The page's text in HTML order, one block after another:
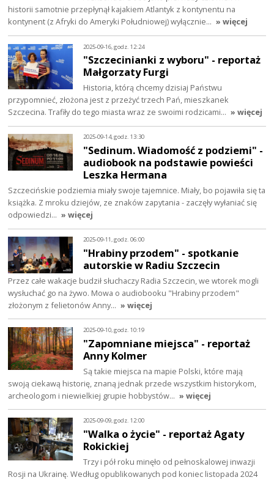
historii samotnie przepłynął kajakiem Atlantyk z kontynentu na
kontynent (z Afryki do Ameryki Południowej) wyłącznie… » więcej
2025-09-16, godz. 12:24
"Szczecinianki z wyboru" - reportaż
Małgorzaty Furgi
Historia, którą chcemy dzisiaj Państwu
przypomnieć, złożona jest z przeżyć trzech Pań, mieszkanek
Szczecina. Trafiły do tego miasta wraz ze swoimi rodzicami… » więcej
2025-09-14, godz. 13:30
"Sedinum. Wiadomość z podziemi" -
audiobook na podstawie powieści
Leszka Hermana
Szczecińskie podziemia miały swoje tajemnice. Miały, bo pojawiła się ta
książka. Z mroku dziejów, ze znaków zapytania - zaczęły wyłaniać się
odpowiedzi… » więcej
2025-09-11, godz. 06:00
"Hrabiny przodem" - spotkanie
autorskie w Radiu Szczecin
Przez całe wakacje budził słuchaczy Radia Szczecin, we wtorek mogli
wysłuchać go na żywo. Mowa o audiobooku "Hrabiny przodem"
złożonym z felietonów Anny… » więcej
2025-09-10, godz. 10:19
"Zapomniane miejsca" - reportaż
Anny Kolmer
Są takie miejsca na mapie Polski, które mają
swoją ciekawą historię, znaną jednak przede wszystkim historykom,
archeologom i niewielkiej grupie hobbystów… » więcej
2025-09-09, godz. 12:00
"Walka o życie" - reportaż Agaty
Rokickiej
Trzy i pół roku minęło od pełnoskalowej inwazji
Rosji na Ukrainę. Według opublikowanych pod koniec listopada 2024